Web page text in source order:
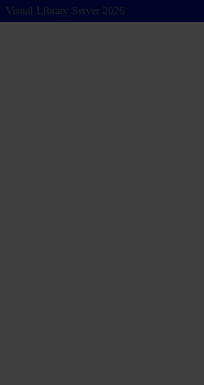
Visual Library Server 2026